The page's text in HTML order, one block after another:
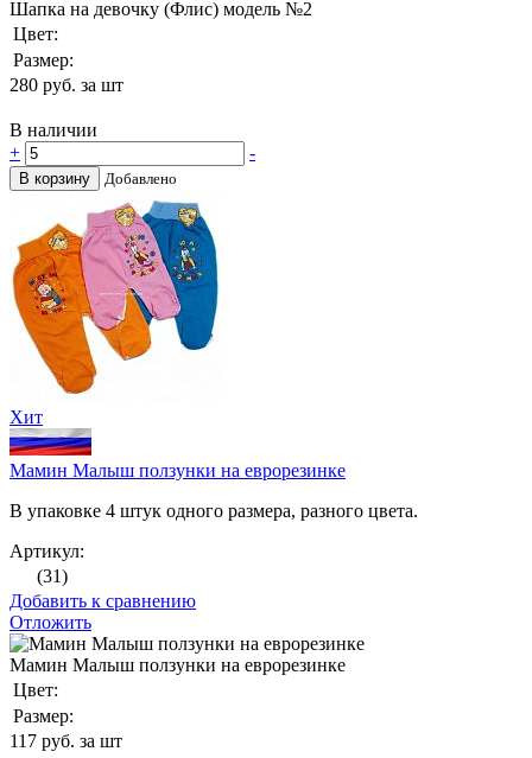
Шапка на девочку (Флис) модель №2
Цвет:
Размер:
280 руб. за шт
В наличии
+
-
В корзину Добавлено
Хит
Мамин Малыш ползунки на еврорезинке
В упаковке 4 штук одного размера, разного цвета.
Артикул:
(31)
Добавить к сравнению
Отложить
Мамин Малыш ползунки на еврорезинке
Цвет:
Размер:
117 руб. за шт